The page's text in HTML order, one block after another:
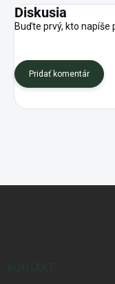
Diskusia
Buďte prvý, kto napíše
Pridať komentár